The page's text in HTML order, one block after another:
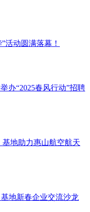
活动圆满落幕！
办“2025春风行动”招聘
地助力惠山航空航天
地新春企业交流沙龙